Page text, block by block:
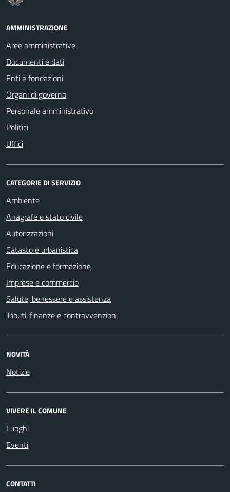
AMMINISTRAZIONE
Aree amministrative
Documenti e dati
Enti e fondazioni
Organi di governo
Personale amministrativo
Politici
Uffici
CATEGORIE DI SERVIZIO
Ambiente
Anagrafe e stato civile
Autorizzazioni
Catasto e urbanistica
Educazione e formazione
Imprese e commercio
Salute, benessere e assistenza
Tributi, finanze e contravvenzioni
NOVITÀ
Notizie
VIVERE IL COMUNE
Luoghi
Eventi
CONTATTI